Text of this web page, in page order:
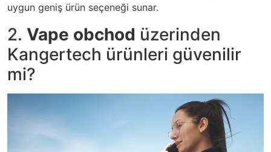
uygun geniş ürün seçeneği sunar.
2. Vape obchod üzerinden
Kangertech ürünleri güvenilir
mi?